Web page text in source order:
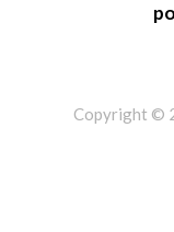
Copyright ©